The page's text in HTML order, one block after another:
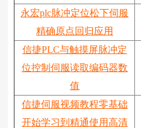
永宏plc脉冲定位松下伺服
精确原点回归应用
信捷PLC与触摸屏脉冲定
位控制伺服读取编码器数
值
信捷伺服视频教程零基础
开始学习到精通使用高清